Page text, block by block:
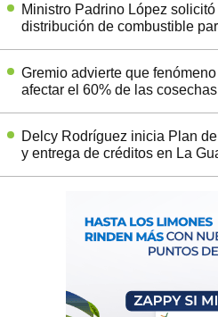
Ministro Padrino López
distribución de combustible
Gremio advierte que fenómeno
afectar el 60% de las
Delcy Rodríguez inicia Plan
y entrega de créditos en La